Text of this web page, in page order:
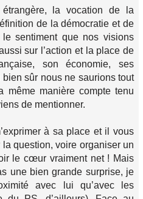
la vocation de la
de la démocratie et de
sentiment que nos visions
sur l’action et la place de
son économie, ses
sûr nous ne saurions tout
même manière compte tenu
de mentionner.
à sa place et il vous
question, voire organiser un
le cœur vraiment net ! Mais
une bien grande surprise, je
avec lui qu’avec les